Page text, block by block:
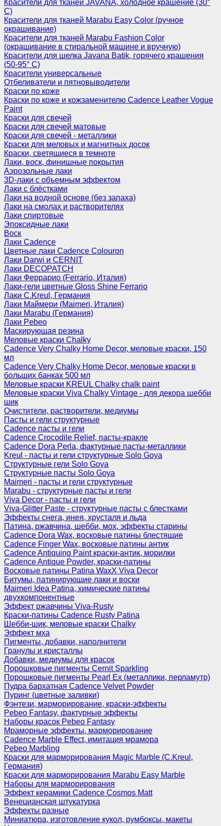
Красители для тканей JAVANA, холодное крашение (30°
С)
Красители для тканей Marabu Easy Color (ручное
окрашивание)
Красители для тканей Marabu Fashion Color
(окрашивание в стиральной машине и вручную)
Красители для шелка Javana Batik, горячего крашения
(50-95° С)
Красители универсальные
Отбеливатели и пятновыводители
Краски по коже
Краски по коже и кожзаменителю Cadence Leather Vogue
Paint
Краски для свечей
Краски для свечей матовые
Краски для свечей - металлики
Краски для меловых и магнитных досок
Краски, светящиеся в темноте
Лаки, воск, финишные покрытия
Аэрозольные лаки
3D-лаки с объемным эффектом
Лаки с блёстками
Лаки на водной основе (без запаха)
Лаки на смолах и растворителях
Лаки спиртовые
Эпоксидные лаки
Воск
Лаки Cadence
Цветные лаки Cadence Colouron
Лаки Darwi и CERNIT
Лаки DECOPATCH
Лаки Феррарио (Ferrario, Италия)
Лаки-гели цветные Gloss Shine Ferrario
Лаки C.Kreul, Германия
Лаки Маймери (Maimeri, Италия)
Лаки Marabu (Германия)
Лаки Pebeo
Маскирующая резина
Меловые краски Chalky
Cadence Very Chalky Home Decor, меловые краски, 150
мл
Cadence Very Chalky Home Decor, меловые краски в
больших банках 500 мл
Меловые краски KREUL Chalky chalk paint
Меловые краски Viva Chalky Vintage - для декора шебби
шик
Очистители, растворители, медиумы
Пасты и гели структурные
Cadence пасты и гели
Cadence Crocodile Relief, пасты-кракле
Cadence Dora Perla, фактурные пасты-металлики
Kreul - пасты и гели структурные Solo Goya
Структурные гели Solo Goya
Структурные пасты Solo Goya
Maimeri - пасты и гели структурные
Marabu - структурные пасты и гели
Viva Decor - пасты и гели
Viva-Glitter Paste - структурные пасты с блестками
Эффекты снега, инея, хрусталя и льда
Патина, ржавчина, шебби, мох, эффекты старины
Cadence Dora Wax, восковые патины блестящие
Cadence Finger Wax, восковые патины антик
Сadence Antiquing Paint краски-антик, морилки
Cadence Antique Powder, краски-патины
Восковые патины Patina WaxX Viva Decor
Битумы, патинирующие лаки и воски
Maimeri Idea Patina, химические патины
двухкомпонентные
Эффект ржавчины Viva-Rusty
Краски-патины Cadence Rusty Patina
Шебби-шик, меловые краски Chalky
Эффект мха
Пигменты, добавки, наполнители
Гранулы и кристаллы
Добавки, медиумы для красок
Порошковые пигменты Cernit Sparkling
Порошковые пигменты Pearl Ex (металлики, перламутр)
Пудра бархатная Cadence Velvet Powder
Пуринг (цветные заливки)
Фэнтези, марморирование, краски-эффекты
Pebeo Fantasy, фактурные эффекты
Наборы красок Pebeo Fantasy
Мраморные эффекты, марморирование
Cadence Marble Effect, имитация мрамора
Pebeo Marbling
Краски для марморирования Magic Marble (C.Kreul,
Германия)
Краски для марморирования Marabu Easy Marble
Наборы для марморирования
Эффект керамики Cadence Cosmos Matt
Венецианская штукатурка
Эффекты разные
Миниатюра, изготовление кукол, румбоксы, макеты